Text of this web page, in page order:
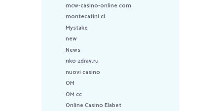
mcw-casino-online.com
montecatini.cl
Mystake
new
News
nko-zdrav.ru
nuovi casino
OM
OM cc
Online Casino Elabet